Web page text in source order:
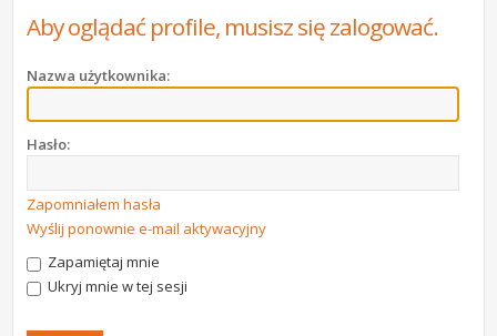
Aby oglądać profile, musisz się zalogować.
Nazwa użytkownika:
Hasło:
Zapomniałem hasła
Wyślij ponownie e-mail aktywacyjny
Zapamiętaj mnie
Ukryj mnie w tej sesji